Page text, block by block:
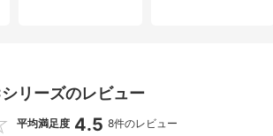
リーズのレビュー
4.5
平均満足度 4.5 8件のレビュー